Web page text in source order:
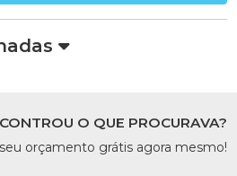
O QUE PROCURAVA?
seu orçamento grátis agora mesmo!